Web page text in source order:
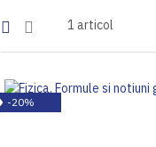
1 articol
-20%